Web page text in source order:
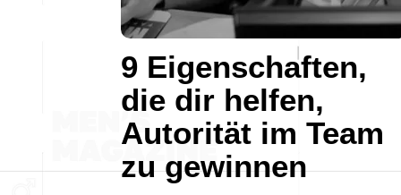
9 Eigenschaften,
die dir helfen,
Autorität im Team
zu gewinnen